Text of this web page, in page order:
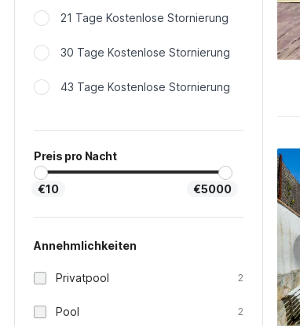
21 Tage Kostenlose Stornierung
30 Tage Kostenlose Stornierung
43 Tage Kostenlose Stornierung
Preis pro Nacht
€10 €5000
Annehmlichkeiten
Privatpool 2
Pool 2